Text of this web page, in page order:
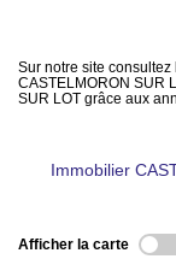
Sur notre site
CASTELMORON SUR
SUR LOT grâce aux
Immobilier
Afficher la carte